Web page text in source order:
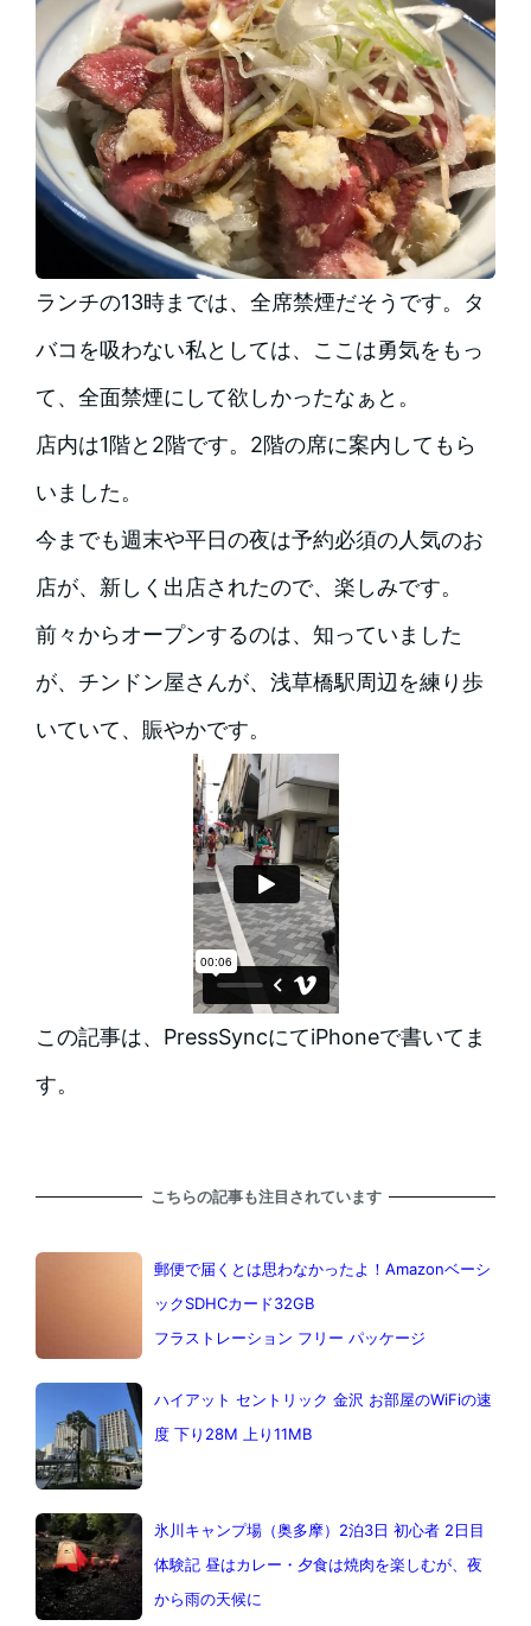
ランチの13時までは、全席禁煙だそうです。タ
バコを吸わない私としては、ここは勇気をもっ
て、全面禁煙にして欲しかったなぁと。
店内は1階と2階です。2階の席に案内してもら
いました。
今までも週末や平日の夜は予約必須の人気のお
店が、新しく出店されたので、楽しみです。
前々からオープンするのは、知っていました
が、チンドン屋さんが、浅草橋駅周辺を練り歩
いていて、賑やかです。
この記事は、PressSyncにてiPhoneで書いてま
す。
こちらの記事も注目されています
郵便で届くとは思わなかったよ！Amazonベーシ
ックSDHCカード32GB
フラストレーション フリー パッケージ
ハイアット セントリック 金沢 お部屋のWiFiの速
度 下り28M 上り11MB
氷川キャンプ場（奥多摩）2泊3日 初心者 2日目
体験記 昼はカレー・夕食は焼肉を楽しむが、夜
から雨の天候に